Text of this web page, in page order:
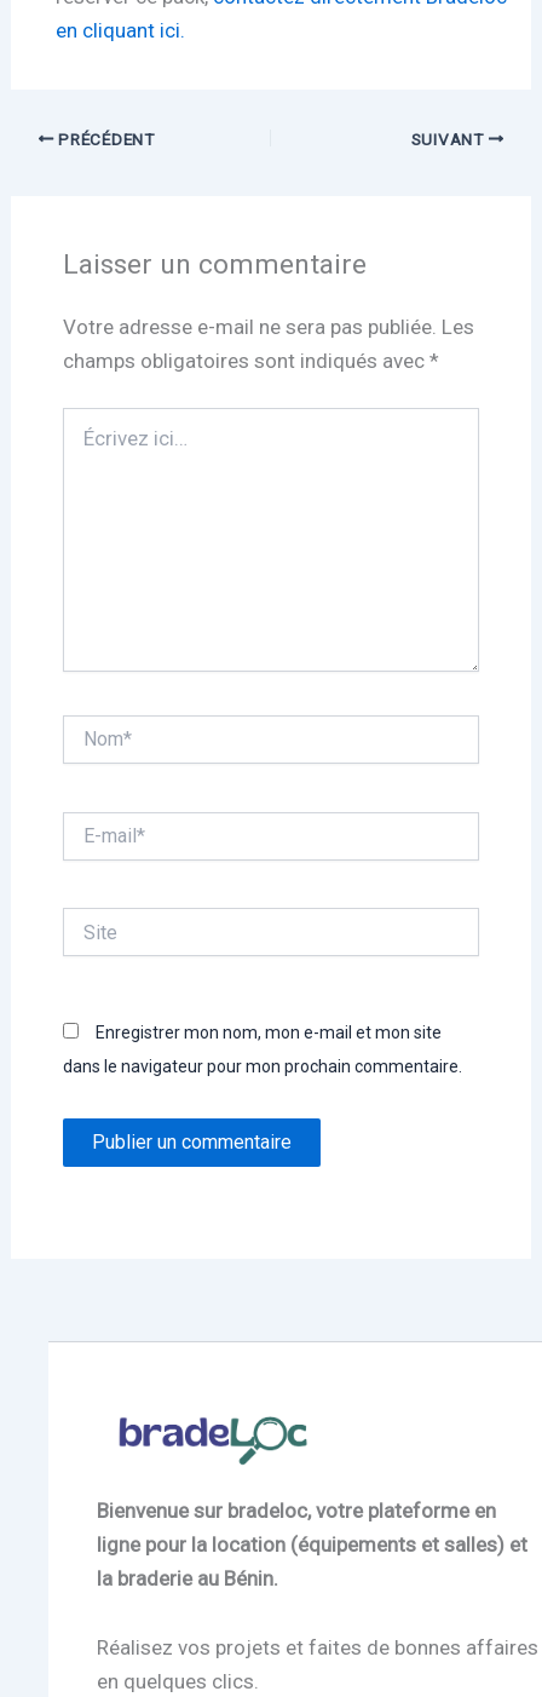
en cliquant ici.
PRÉCÉDENT SUIVANT
Laisser un commentaire
Votre adresse e-mail ne sera pas publiée. Les
champs obligatoires sont indiqués avec *
ici…
mail*
Enregistrer mon nom, mon e-mail et mon site
dans le navigateur pour mon prochain commentaire.
Bienvenue sur bradeloc, votre plateforme en
ligne pour la location (équipements et salles) et
la braderie au Bénin.
Réalisez vos projets et faites de bonnes affaires
en quelques clics.